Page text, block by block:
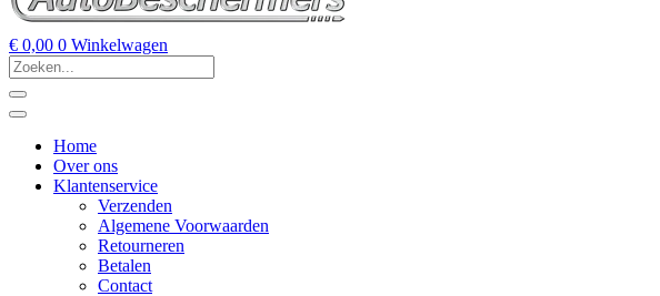
€ 0,00 0 Winkelwagen
Home
Over ons
Klantenservice
Verzenden
Algemene Voorwaarden
Retourneren
Betalen
Contact